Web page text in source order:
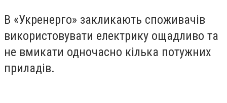
В «Укренерго» закликають споживачів
використовувати електрику ощадливо та
не вмикати одночасно кілька потужних
приладів.